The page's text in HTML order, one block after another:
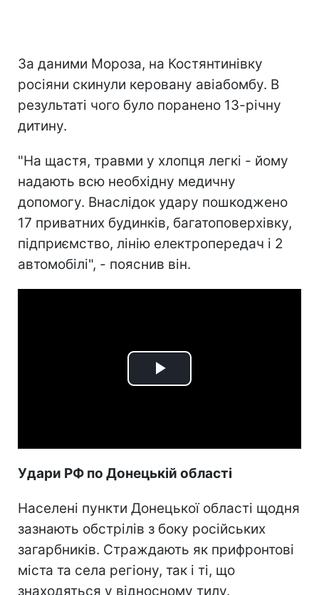
За даними Мороза, на Костянтинівку
росіяни скинули керовану авіабомбу. В
результаті чого було поранено 13-річну
дитину.
"На щастя, травми у хлопця легкі - йому
надають всю необхідну медичну
допомогу. Внаслідок удару пошкоджено
17 приватних будинків, багатоповерхівку,
підприємство, лінію електропередач і 2
автомобілі", - пояснив він.
Play
Удари РФ по Донецькій області
Населені пункти Донецької області щодня
зазнають обстрілів з боку російських
загарбників. Страждають як прифронтові
міста та села регіону, так і ті, що
знаходяться у відносному тилу.